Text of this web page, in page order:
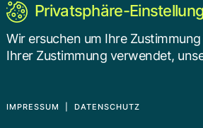
Marcela Muniz
Privatsphäre-
Wir ersuchen um Ihre
Ihrer Zustimmung verwendet,
IMPRESSUM DATENSCHUTZ